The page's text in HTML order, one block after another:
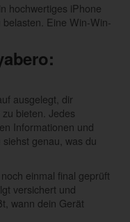
hochwertiges iPhone
Eine Win-Win-
ausgelegt, dir
bieten. Jedes
Informationen und
genau, was du
einmal final geprüft
versichert und
wann dein Gerät